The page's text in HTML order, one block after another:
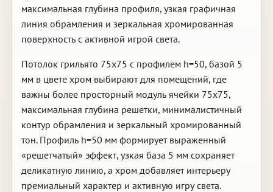
максимальная глубина профиля, узкая графичная
линия обрамления и зеркальная хромированная
поверхность с активной игрой света.
Потолок грильято 75х75 с профилем h=50, базой 5
мм в цвете хром выбирают для помещений, где
важны более просторный модуль ячейки 75х75,
максимальная глубина решетки, минималистичный
контур обрамления и зеркальный хромированный
тон. Профиль h=50 мм формирует выраженный
«решетчатый» эффект, узкая база 5 мм сохраняет
деликатную линию, а хром добавляет интерьеру
премиальный характер и активную игру света.